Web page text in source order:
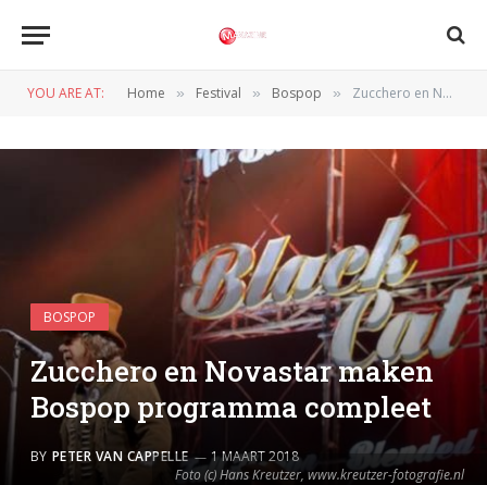
YOU ARE AT: Home » Festival » Bospop » Zucchero en Novastar maken Bospop programma compleet
Foto (c) Hans Kreutzer, www.kreutzer-fotografie.nl
BOSPOP
Zucchero en Novastar maken
Bospop programma compleet
BY PETER VAN CAPPELLE 1 MAART 2018